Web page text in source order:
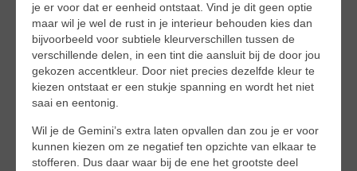
je er voor dat er eenheid ontstaat. Vind je dit geen optie
maar wil je wel de rust in je interieur behouden kies dan
bijvoorbeeld voor subtiele kleurverschillen tussen de
verschillende delen, in een tint die aansluit bij de door jou
gekozen accentkleur. Door niet precies dezelfde kleur te
kiezen ontstaat er een stukje spanning en wordt het niet
saai en eentonig.
Wil je de Gemini’s extra laten opvallen dan zou je er voor
kunnen kiezen om ze negatief ten opzichte van elkaar te
stofferen. Dus daar waar bij de ene het grootste deel